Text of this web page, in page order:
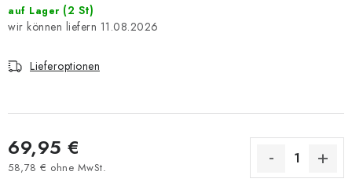
auf Lager (2 St)
11.08.2026
Lieferoptionen
69,95 €
58,78 € ohne MwSt.